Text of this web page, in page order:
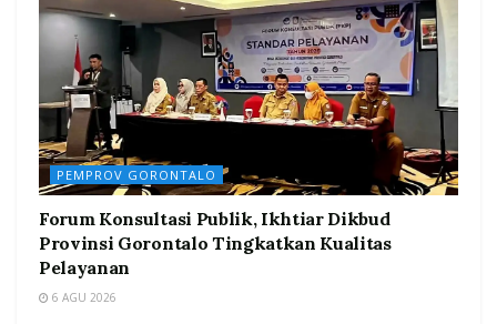
PEMPROV GORONTALO
Forum Konsultasi Publik, Ikhtiar Dikbud
Provinsi Gorontalo Tingkatkan Kualitas
Pelayanan
6 AGU 2026